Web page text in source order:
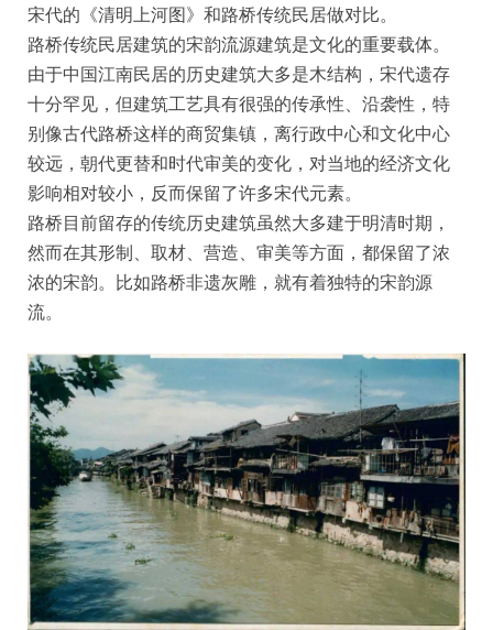
宋代的《清明上河图》和路桥传统民居做对比。
路桥传统民居建筑的宋韵流源建筑是文化的重要载体。
由于中国江南民居的历史建筑大多是木结构，宋代遗存
十分罕见，但建筑工艺具有很强的传承性、沿袭性，特
别像古代路桥这样的商贸集镇，离行政中心和文化中心
较远，朝代更替和时代审美的变化，对当地的经济文化
影响相对较小，反而保留了许多宋代元素。
路桥目前留存的传统历史建筑虽然大多建于明清时期，
然而在其形制、取材、营造、审美等方面，都保留了浓
浓的宋韵。比如路桥非遗灰雕，就有着独特的宋韵源
流。